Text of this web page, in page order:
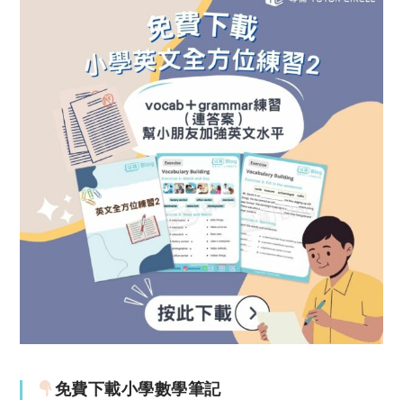
免費下載小學數學筆記